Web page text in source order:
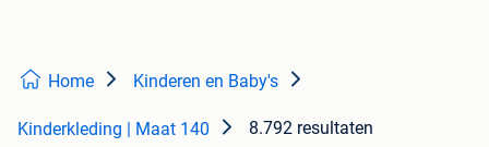
Home Kinderen en Baby's
Kinderkleding | Maat 140 8.792 resultaten